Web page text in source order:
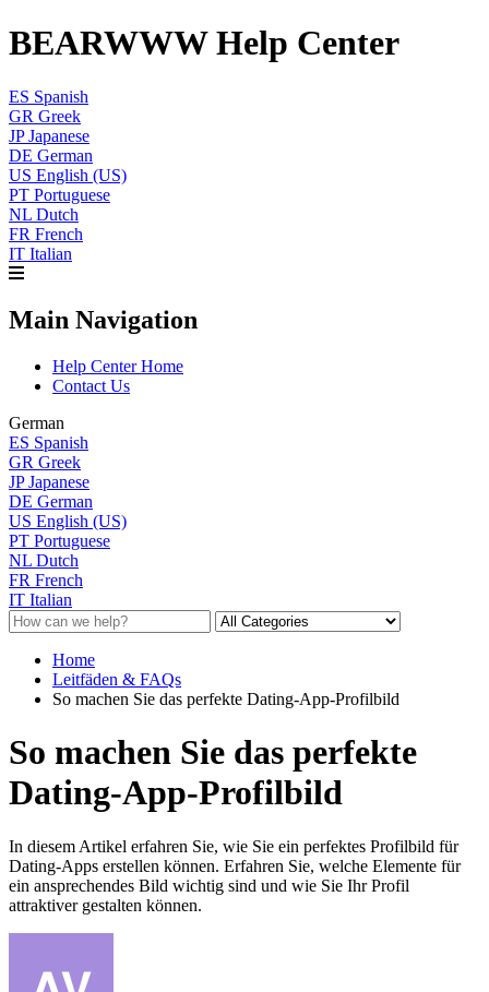
BEARWWW Help Center
ES Spanish
GR Greek
JP Japanese
DE German
US English (US)
PT Portuguese
NL Dutch
FR French
IT Italian
Main Navigation
Help Center Home
Contact Us
German
ES Spanish
GR Greek
JP Japanese
DE German
US English (US)
PT Portuguese
NL Dutch
FR French
IT Italian
Home
Leitfäden & FAQs
So machen Sie das perfekte Dating-App-Profilbild
So machen Sie das perfekte
Dating-App-Profilbild
In diesem Artikel erfahren Sie, wie Sie ein perfektes Profilbild für
Dating-Apps erstellen können. Erfahren Sie, welche Elemente für
ein ansprechendes Bild wichtig sind und wie Sie Ihr Profil
attraktiver gestalten können.